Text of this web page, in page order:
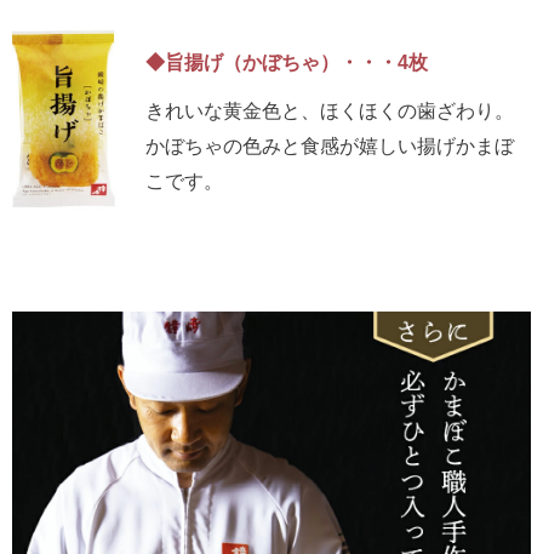
◆旨揚げ（かぼちゃ）・・・4枚
きれいな黄金色と、ほくほくの歯ざわり。
かぼちゃの色みと食感が嬉しい揚げかまぼ
こです。